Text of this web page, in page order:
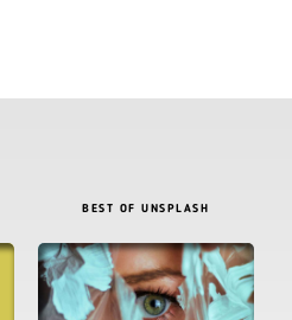
BEST OF UNSPLASH